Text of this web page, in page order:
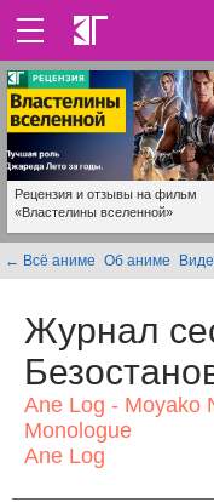
Рецензия и отзывы на фильм
«Властелины вселенной»
← Всё аниме Об аниме
Журнал
Ane Log - Moyako
Monologue
Ane Log